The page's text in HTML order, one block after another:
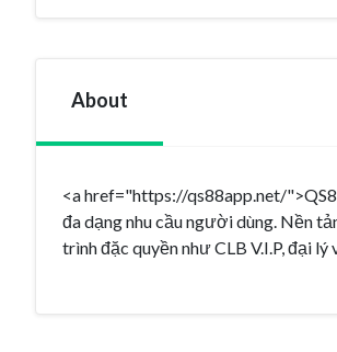
About
<a href="https://qs88app.net/
đa dạng nhu cầu người dùng. Nền
trình đặc quyền như CLB V.I.P, đại